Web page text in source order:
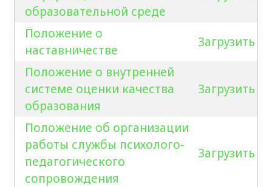
образовательной среде
Положение о
наставничестве
Загрузить
Положение о внутренней
системе оценки качества
образования
Загрузить
Положение об организации
работы службы психолого-
педагогического
сопровождения
Загрузить